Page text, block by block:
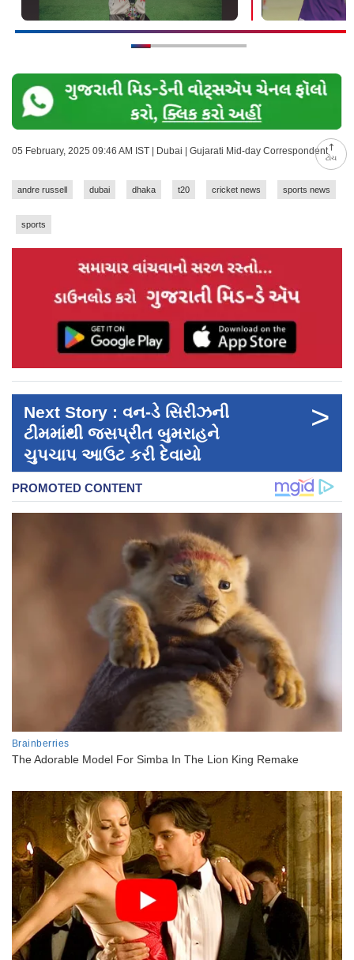
ટોચ
05 February, 2025 09:46 AM IST | Dubai | Gujarati Mid-day Correspondent
andre russell dubai dhaka t20 cricket news sports news
sports
Next Story : વન-ડે સિરીઝની
ટીમમાંથી જસપ્રીત બુમરાહને
ચુપચાપ આઉટ કરી દેવાયો
>